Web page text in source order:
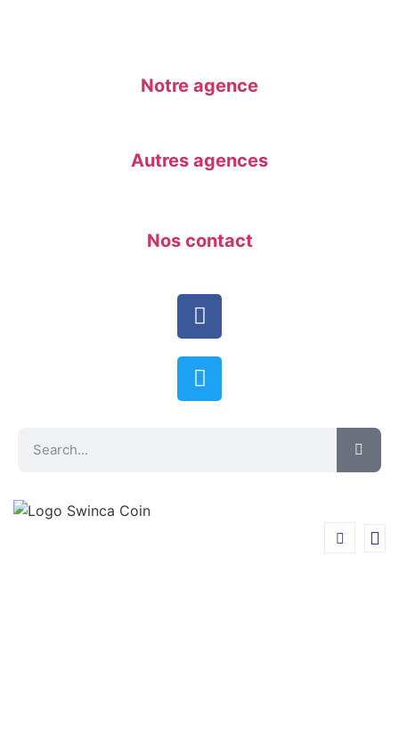
Notre agence
Autres agences
Nos contact